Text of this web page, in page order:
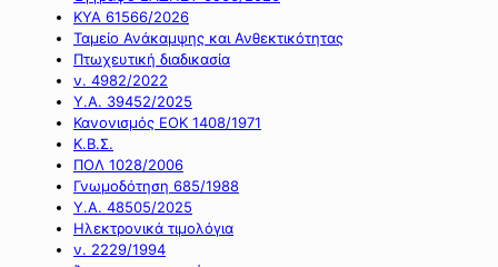
ΚΥΑ 61566/2026
Ταμείο Ανάκαμψης και Ανθεκτικότητας
Πτωχευτική διαδικασία
ν. 4982/2022
Υ.Α. 39452/2025
Κανονισμός ΕΟΚ 1408/1971
Κ.Β.Σ.
ΠΟΛ 1028/2006
Γνωμοδότηση 685/1988
Υ.Α. 48505/2025
Ηλεκτρονικά τιμολόγια
ν. 2229/1994